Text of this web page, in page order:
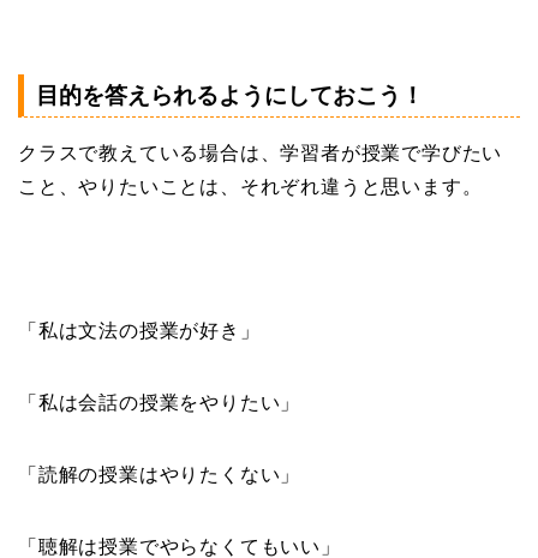
目的を答えられるようにしておこう！
クラスで教えている場合は、学習者が授業で学びたい
こと、やりたいことは、それぞれ違うと思います。
「私は文法の授業が好き」
「私は会話の授業をやりたい」
「読解の授業はやりたくない」
「聴解は授業でやらなくてもいい」